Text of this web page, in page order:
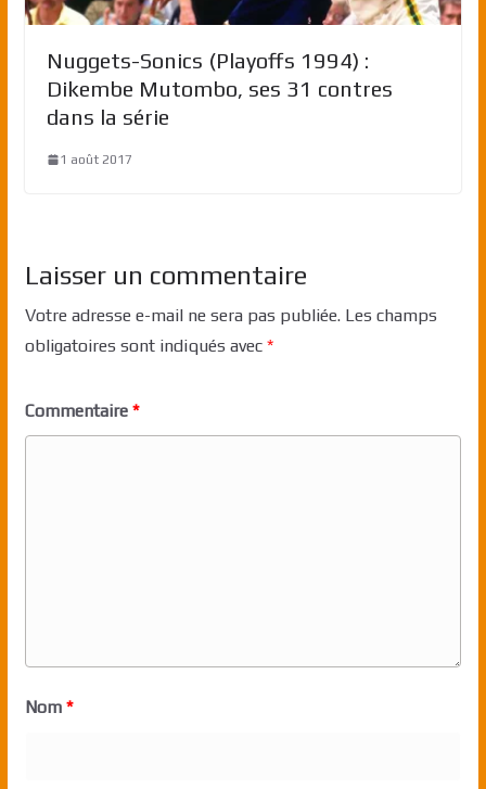
Nuggets-Sonics (Playoffs 1994) :
Dikembe Mutombo, ses 31 contres
dans la série
1 août 2017
Laisser un commentaire
Votre adresse e-mail ne sera pas publiée. Les champs
obligatoires sont indiqués avec *
Commentaire *
Nom *